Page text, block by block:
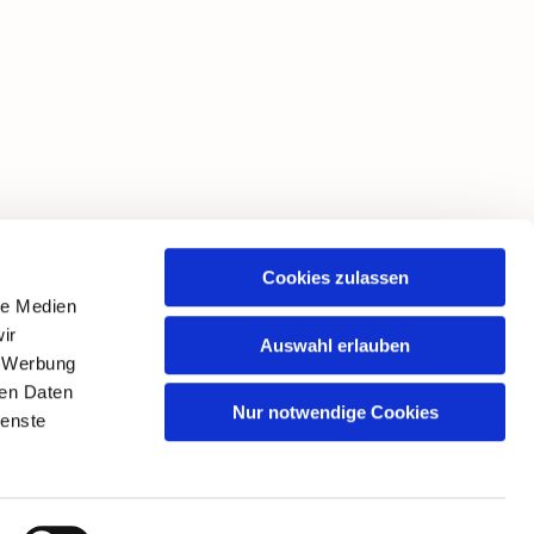
Medien
Daten
Cookies zulassen
Auswahl erlauben
Nur notwendige Cookies